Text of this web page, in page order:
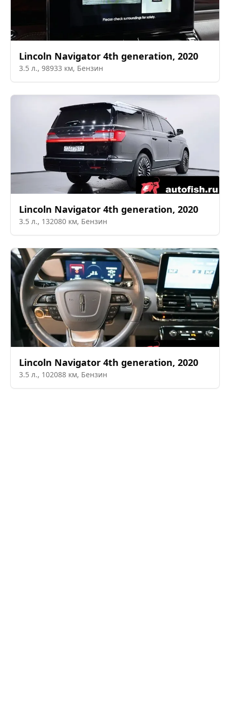
Lincoln Navigator 4th generation, 2020
3.5 л., 98933 км, Бензин
Lincoln Navigator 4th generation, 2020
3.5 л., 132080 км, Бензин
Lincoln Navigator 4th generation, 2020
3.5 л., 102088 км, Бензин